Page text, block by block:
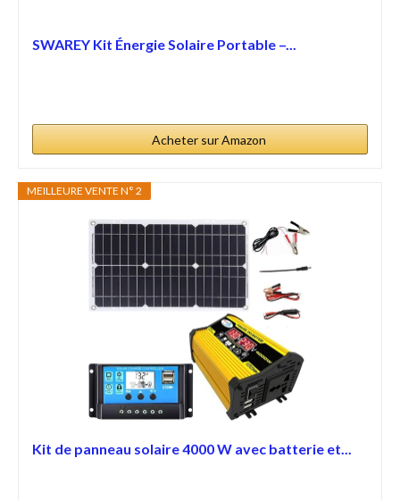
SWAREY Kit Énergie Solaire Portable –...
Acheter sur Amazon
MEILLEURE VENTE N° 2
Kit de panneau solaire 4000 W avec batterie et...